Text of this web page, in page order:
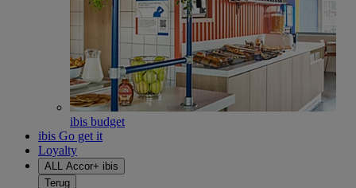
ibis budget
ibis Go get it
Loyalty
ALL Accor+ ibis
Terug